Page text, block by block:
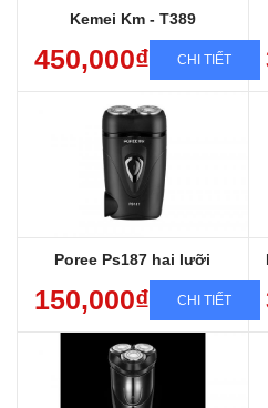
Kemei Km - T389
450,000₫ CHI TIẾT
Poree Ps187 hai lưỡi
150,000₫ CHI TIẾT
Bảo hành sp 12 tháng
Shop có bán lưỡi thay thế